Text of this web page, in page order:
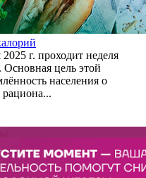
г. проходит неделя
Основная цель этой
населения о